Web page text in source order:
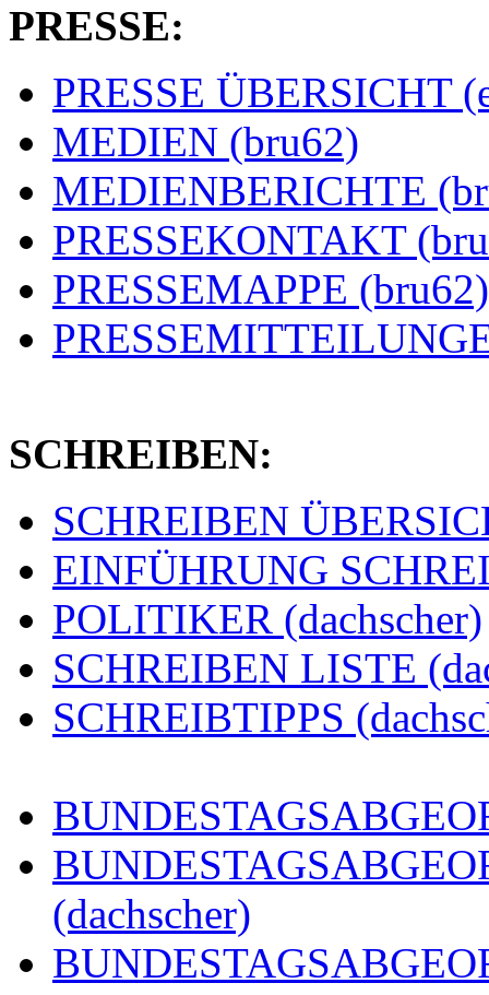
PRESSE:
PRESSE ÜBERSICHT
MEDIEN (bru62)
MEDIENBERICHTE
PRESSEKONTAKT
PRESSEMAPPE (bru62)
SCHREIBEN:
SCHREIBEN
EINFÜHRUNG
POLITIKER (dachscher)
SCHREIBEN LISTE
SCHREIBTIPPS
(dachscher)